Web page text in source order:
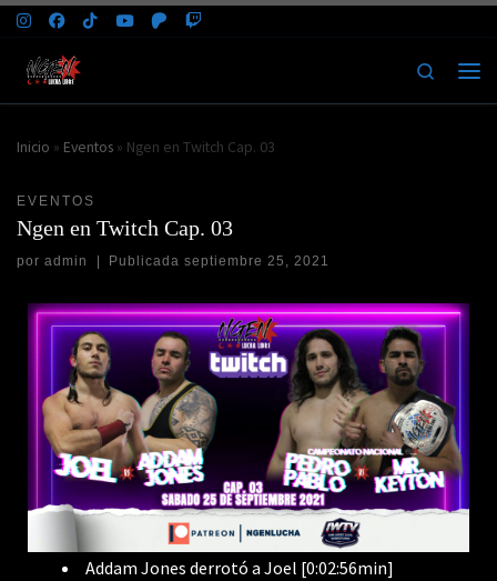
Saltar al contenido
Search
Inicio » Eventos » Ngen en Twitch Cap. 03
EVENTOS
Ngen en Twitch Cap. 03
por admin Publicadaseptiembre 25, 2021
Addam Jones derrotó a Joel [0:02:56min]